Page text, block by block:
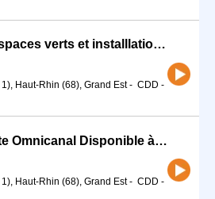
Ouvrier qualifié - Espaces verts et installlations sportives. (H/F)
Haut-Rhin (68), Grand Est- CDD -
Conseiller-ère Vente Omnicanal Disponible à partir du 17 Août (H/F)
Haut-Rhin (68), Grand Est- CDD -